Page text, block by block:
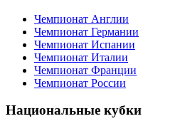
Чемпионат Англии
Чемпионат Германии
Чемпионат Испании
Чемпионат Италии
Чемпионат Франции
Чемпионат России
Национальные кубки